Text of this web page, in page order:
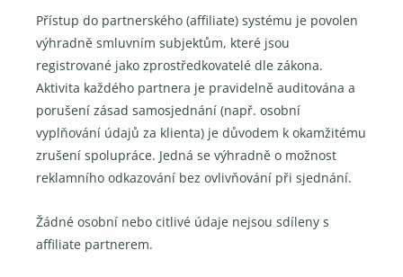
Přístup do partnerského (affiliate) systému je povolen
výhradně smluvním subjektům, které jsou
registrované jako zprostředkovatelé dle zákona.
Aktivita každého partnera je pravidelně auditována a
porušení zásad samosjednání (např. osobní
vyplňování údajů za klienta) je důvodem k okamžitému
zrušení spolupráce. Jedná se výhradně o možnost
reklamního odkazování bez ovlivňování při sjednání.
Žádné osobní nebo citlivé údaje nejsou sdíleny s
affiliate partnerem.